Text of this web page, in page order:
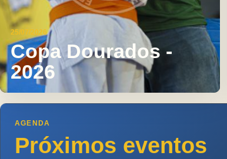
25/07/2026
Copa Dourados -
2026
AGENDA
Próximos eventos